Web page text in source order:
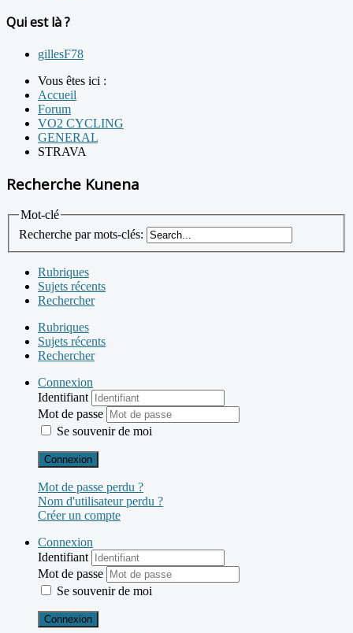
Qui est là ?
gillesF78
Vous êtes ici :
Accueil
Forum
VO2 CYCLING
GENERAL
STRAVA
Recherche Kunena
Mot-clé
Recherche par mots-clés:
Rubriques
Sujets récents
Rechercher
Rubriques
Sujets récents
Rechercher
Connexion
Identifiant
Mot de passe
Se souvenir de moi
Connexion
Mot de passe perdu ?
Nom d'utilisateur perdu ?
Créer un compte
Connexion
Identifiant
Mot de passe
Se souvenir de moi
Connexion